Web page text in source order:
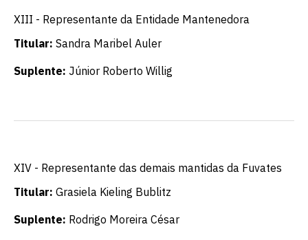
XIII - Representante da Entidade Mantenedora
Titular: Sandra Maribel Auler
Suplente: Júnior Roberto Willig
XIV - Representante das demais mantidas da Fuvates
Titular: Grasiela Kieling Bublitz
Suplente: Rodrigo Moreira César